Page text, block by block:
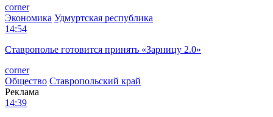
corner
Экономика Удмуртская республика
14:54
Ставрополье готовится принять «Зарницу 2.0»
corner
Общество Ставропольский край
Реклама
14:39